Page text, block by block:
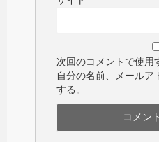
次回のコメントで使用
自分の名前、メールア
する。